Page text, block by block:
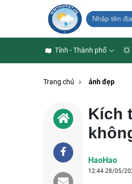
Tỉnh - Thành phố
Trang chủ ảnh đẹp
Kích
HaoHao
12:44 28/05/